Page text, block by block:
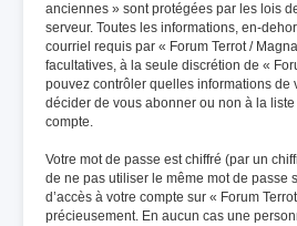
anciennes » sont protégées par les lois
serveur. Toutes les informations, en-
courriel requis par « Forum Terrot /
facultatives, à la seule discrétion de «
pouvez contrôler quelles informations
décider de vous abonner ou non à la
compte.
Votre mot de passe est chiffré (par un
de ne pas utiliser le même mot de passe
d’accès à votre compte sur « Forum
précieusement. En aucun cas une